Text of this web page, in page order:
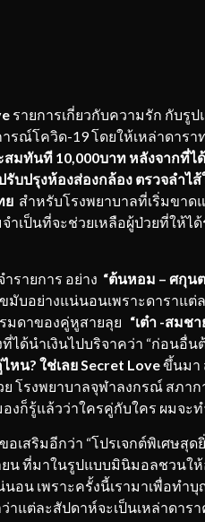
รายการเกี่ยวกับความรัก กับรู
ณ์โควิด-19 โดยให้เหล่าดารา
สมทันที 10,000บาท หลังจากที่ไ
บปรุงห้องส่องกล้อง ตรวจลำไ
ย สำหรับโรงพยาบาลที่เริ่มขา
ำเป็นที่จะช่วยเหลือผู้ป่วยที่ให้ไ
รายการ อย่าง “ต้นหอม – ศกุน
มับอย่างแน่นอนเพราะดาราแ
มดาของคู่หูสายลุย “เต๋า -สมชา
ได้นำเงินไปบริจาคว่า “ก่อนอื่
หน? ใช่เลยSecret Loveขึ้นมา
โรงพยาบาลจุฬาลงกรณ์ สภา
ก็รู้แล้วว่าใครคู่กับใคร ผมจะท
อเสริมอีกว่า “โปรเจกต์พิเศษสุ
นที่มาในรูปแบบมินิมอลชวนใ
อน เพราะครั้งนี้เรามาเพื่อทำ
าแต่ละสัปดาห์จะเป็นเหล่าดา